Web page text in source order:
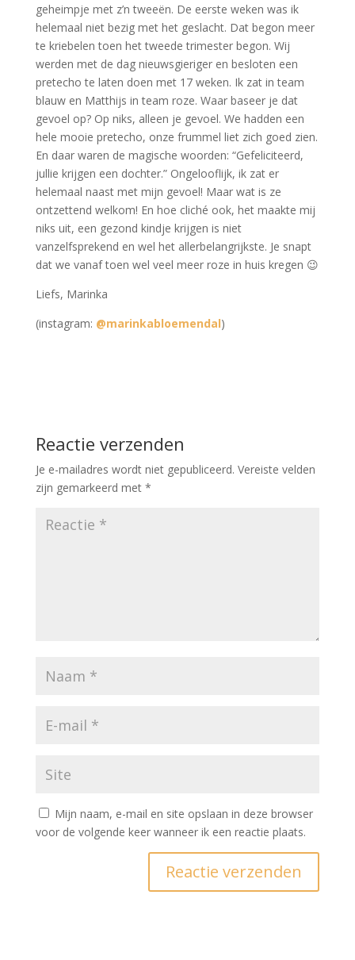
geheimpje met z’n tweeën. De eerste weken was ik
helemaal niet bezig met het geslacht. Dat begon meer
te kriebelen toen het tweede trimester begon. Wij
werden met de dag nieuwsgieriger en besloten een
pretecho te laten doen met 17 weken. Ik zat in team
blauw en Matthijs in team roze. Waar baseer je dat
gevoel op? Op niks, alleen je gevoel. We hadden een
hele mooie pretecho, onze frummel liet zich goed zien.
En daar waren de magische woorden: “Gefeliciteerd,
jullie krijgen een dochter.” Ongelooflijk, ik zat er
helemaal naast met mijn gevoel! Maar wat is ze
ontzettend welkom! En hoe cliché ook, het maakte mij
niks uit, een gezond kindje krijgen is niet
vanzelfsprekend en wel het allerbelangrijkste. Je snapt
dat we vanaf toen wel veel meer roze in huis kregen 😉
Liefs, Marinka
(instagram: @marinkabloemendal)
Reactie verzenden
Je e-mailadres wordt niet gepubliceerd. Vereiste velden
zijn gemarkeerd met *
Mijn naam, e-mail en site opslaan in deze browser
voor de volgende keer wanneer ik een reactie plaats.